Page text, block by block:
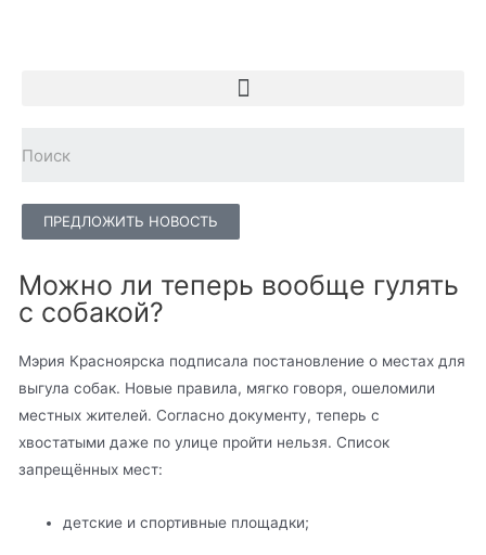
ПРЕДЛОЖИТЬ НОВОСТЬ
Можно ли теперь вообще гулять
с собакой?
Мэрия Красноярска подписала постановление о местах для
выгула собак. Новые правила, мягко говоря, ошеломили
местных жителей. Согласно документу, теперь с
хвостатыми даже по улице пройти нельзя. Список
запрещённых мест:
детские и спортивные площадки;